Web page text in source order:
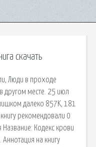
скачать
Люди в проходе
другом месте. 25 июл
далеко 857K, 181
рекомендовали 0
Кодекс крови
на книгу